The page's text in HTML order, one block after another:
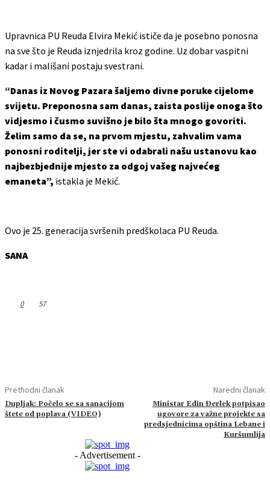
Upravnica PU Reuda Elvira Mekić ističe da je posebno ponosna
na sve što je Reuda iznjedrila kroz godine. Uz dobar vaspitni
kadar i mališani postaju svestrani.
“Danas iz Novog Pazara šaljemo divne poruke cijelome
svijetu. Preponosna sam danas, zaista poslije onoga što
vidjesmo i čusmo suvišno je bilo šta mnogo govoriti.
Želim samo da se, na prvom mjestu, zahvalim vama
ponosni roditelji, jer ste vi odabrali našu ustanovu kao
najbezbjednije mjesto za odgoj vašeg najvećeg
emaneta”, istakla je Mekić.
Ovo je 25. generacija svršenih predškolaca PU Reuda.
SANA
0 57
Prethodni članak
Dupljak: Počelo se sa sanacijom
štete od poplava (VIDEO)
Naredni članak
Ministar Edin Đerlek potpisao
ugovore za važne projekte sa
predsjednicima opština Lebane i
Kuršumlija
- Advertisement -